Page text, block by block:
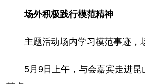
场外积极践行模范精神
主题活动场内学习模范事迹，
5月9日上午，与会嘉宾走进